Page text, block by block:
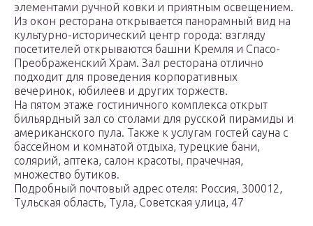
элементами ручной ковки и приятным освещением.
Из окон ресторана открывается панорамный вид на
культурно-исторический центр города: взгляду
посетителей открываются башни Кремля и Спасо-
Преображенский Храм. Зал ресторана отлично
подходит для проведения корпоративных
вечеринок, юбилеев и других торжеств.
На пятом этаже гостиничного комплекса открыт
бильярдный зал со столами для русской пирамиды и
американского пула. Также к услугам гостей сауна с
бассейном и комнатой отдыха, турецкие бани,
солярий, аптека, салон красоты, прачечная,
множество бутиков.
Подробный почтовый адрес отеля: Россия, 300012,
Тульская область, Тула, Советская улица, 47